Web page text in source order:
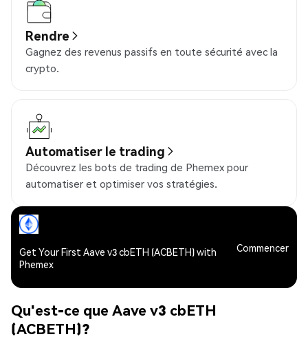
Rendre
Gagnez des revenus passifs en toute sécurité avec la
crypto.
Automatiser le trading
Découvrez les bots de trading de Phemex pour
automatiser et optimiser vos stratégies.
Get Your First Aave v3 cbETH (ACBETH) with
Phemex
Commencer
Qu'est-ce que Aave v3 cbETH
(ACBETH)?